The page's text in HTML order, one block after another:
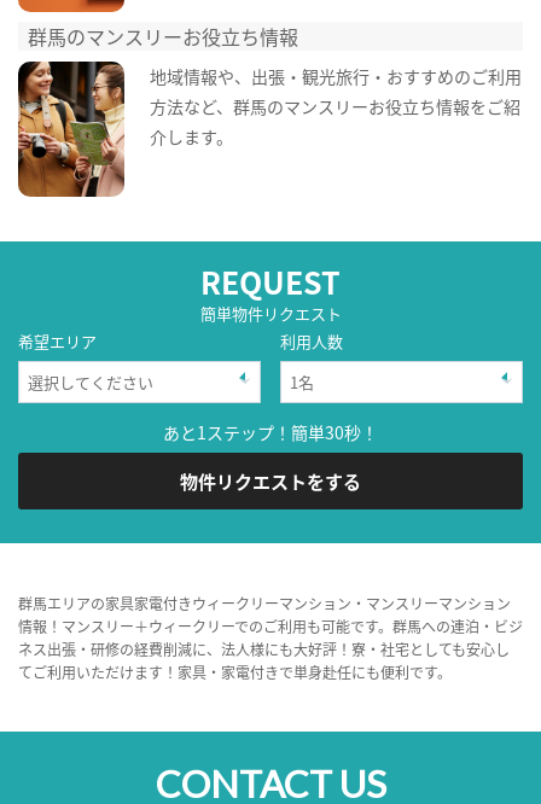
群馬のマンスリーお役立ち情報
地域情報や、出張・観光旅行・おすすめのご利用
方法など、群馬のマンスリーお役立ち情報をご紹
介します。
REQUEST
簡単物件リクエスト
希望エリア
利用人数
あと1ステップ！簡単30秒！
物件リクエストをする
群馬エリアの家具家電付きウィークリーマンション・マンスリーマンション
情報！マンスリー＋ウィークリーでのご利用も可能です。群馬への連泊・ビジ
ネス出張・研修の経費削減に、法人様にも大好評！寮・社宅としても安心し
てご利用いただけます！家具・家電付きで単身赴任にも便利です。
CONTACT US